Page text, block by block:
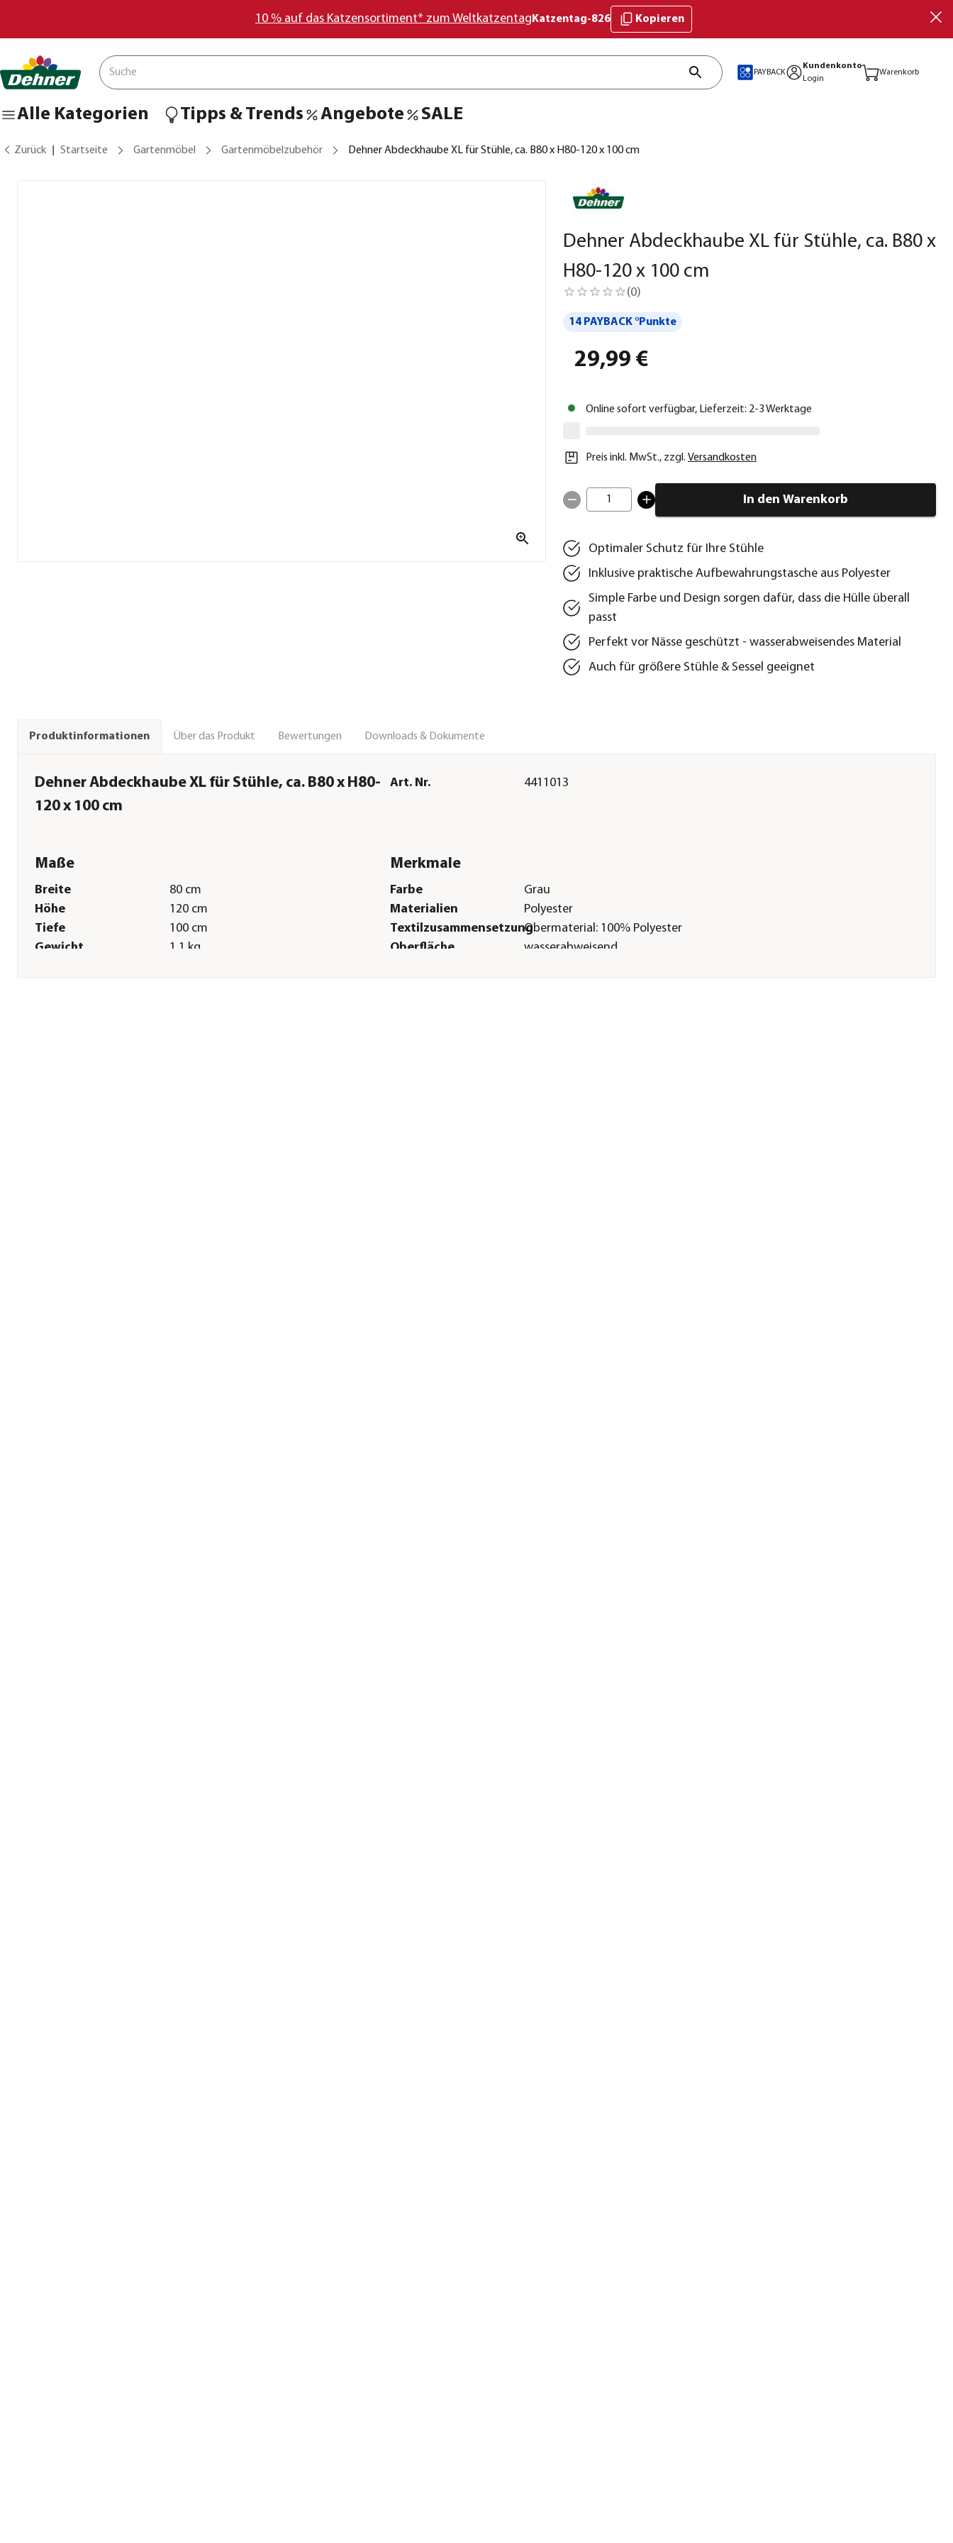
10 % auf das Katzensortiment* zum Weltkatzentag Katzentag-826 Kopieren
PAYBACK
Kundenkonto
Login
Warenkorb
Alle Kategorien Tipps & Trends Angebote SALE
Zurück Startseite Gartenmöbel Gartenmöbelzubehör Dehner Abdeckhaube XL für Stühle, ca. B80 x H80-120 x 100 cm
Dehner Abdeckhaube XL für Stühle, ca. B80 x
H80-120 x 100 cm
(0)
14 PAYBACK °Punkte
29,99 €
Online sofort verfügbar, Lieferzeit: 2-3 Werktage
Preis inkl. MwSt., zzgl. Versandkosten
1 In den Warenkorb
Optimaler Schutz für Ihre Stühle
Inklusive praktische Aufbewahrungstasche aus Polyester
Simple Farbe und Design sorgen dafür, dass die Hülle überall
passt
Perfekt vor Nässe geschützt - wasserabweisendes Material
Auch für größere Stühle & Sessel geeignet
Produktinformationen Über das Produkt Bewertungen Downloads & Dokumente
Dehner Abdeckhaube XL für Stühle, ca. B80 x H80-
120 x 100 cm
Art. Nr. 4411013
Maße
Breite
80 cm
Höhe
120 cm
Tiefe
100 cm
Gewicht
1,1 kg
Merkmale
Farbe
Grau
Materialien
Polyester
TextilzusammensetzungObermaterial: 100% Polyester
Oberfläche
wasserabweisend